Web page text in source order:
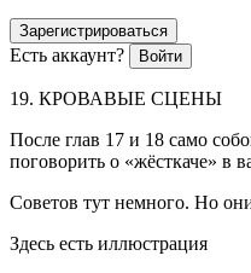
Зарегистрироваться
Есть аккаунт? Войти
19. КРОВАВЫЕ СЦЕНЫ
После глав 17 и 18 само
поговорить о «жёсткаче» в
Советов тут немного. Но
Здесь есть иллюстрация